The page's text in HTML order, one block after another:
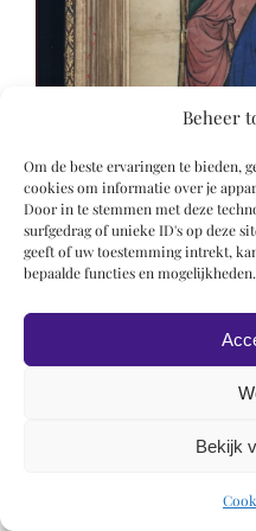
Beheer
Om de beste ervaringen te bieden,
cookies om informatie over je
Door in te stemmen met deze
surfgedrag of unieke ID's op deze
geeft of uw toestemming intrekt,
bepaalde functies en mogelijkheden.
Bekijk